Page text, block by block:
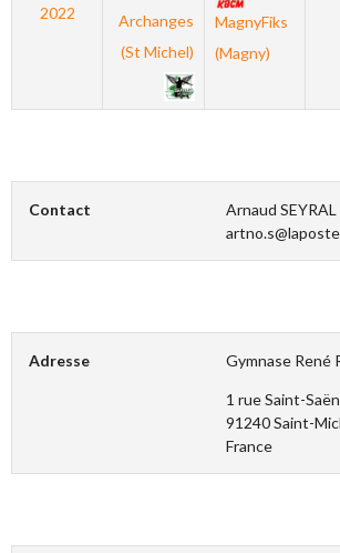
2022
Archanges
(St Michel)
MagnyFiks
(Magny)
Contact
Arnaud SEYRAL
Adresse Gymnase René
1 rue Saint-
91240 Saint-
France